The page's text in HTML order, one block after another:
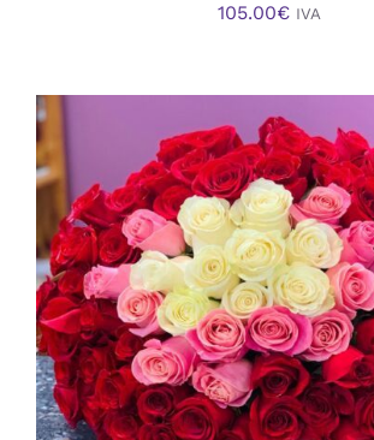
105.00€ IVA
AÑADIR AL CARRITO
/
DETALLES